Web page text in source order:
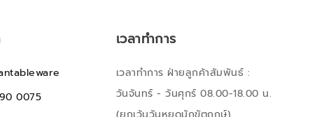
0075
เวลาทำการ
เวลาทำการ ฝ่ายลูกค้าสัมพันธ์ :
วันจันทร์ - วันศุกร์ 08.00-18.00 น.